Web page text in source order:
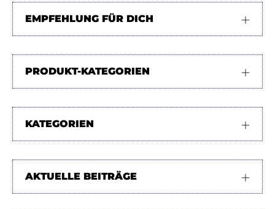
EMPFEHLUNG FÜR DICH
PRODUKT-KATEGORIEN
KATEGORIEN
AKTUELLE BEITRÄGE